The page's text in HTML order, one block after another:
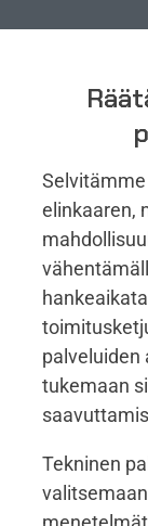
elinkaaren,
tukemaan
Tekninen